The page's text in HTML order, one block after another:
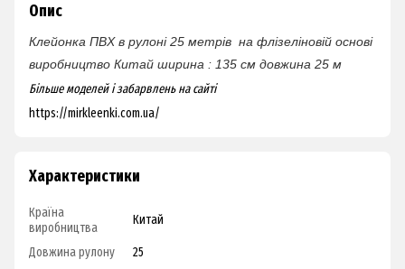
Опис
Клейонка ПВХ в рулоні25 метрів на флізеліновій основі
виробництво Китай ширина : 135 см довжина 25 м
Більше моделей і забарвлень на сайті
https://mirkleenki.com.ua/
Характеристики
Країна
виробництва
Китай
Довжина рулону
25